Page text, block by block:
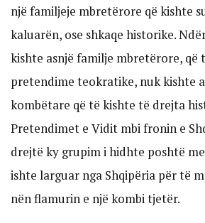
një familjeje mbretërore që kishte
kaluarën, ose shkaqe historike.
kishte asnjë familje mbretërore, që
pretendime teokratike, nuk kishte
kombëtare që të kishte të drejta
Pretendimet e Vidit mbi fronin e
drejtë ky grupim i hidhte poshtë
ishte larguar nga Shqipëria për të
nën flamurin e një kombi tjetër.